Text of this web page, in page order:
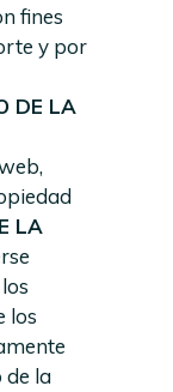
fines
y por
DE LA
LA
los
de la